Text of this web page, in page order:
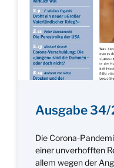
Ausgabe
Die Corona-
einer unverhofften
allem wegen der